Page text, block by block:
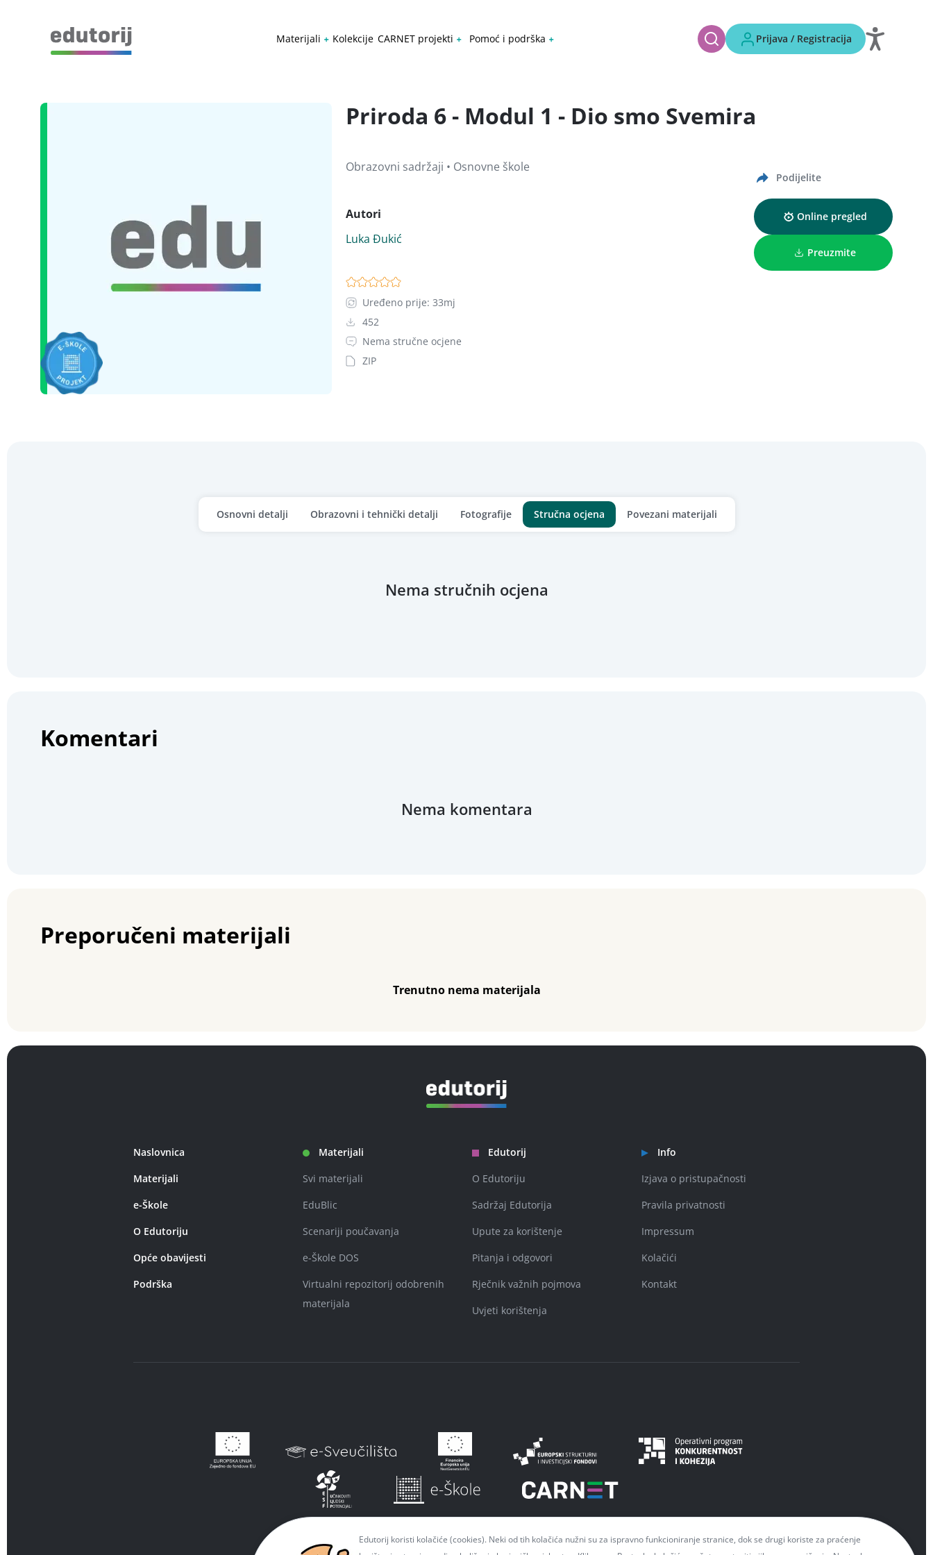
Materijali Kolekcije CARNET projekti Pomoć i podrška Prijava / Registracija
Priroda 6 - Modul 1 - Dio smo Svemira
Obrazovni sadržaji • Osnovne škole
Autori
Luka Đukić
Uređeno prije: 33mj
452
Nema stručne ocjene
ZIP
Podijelite
Online pregled
Preuzmite
Osnovni detalji Obrazovni i tehnički detalji Fotografije Stručna ocjena Povezani materijali
Nema stručnih ocjena
Komentari
Nema komentara
Preporučeni materijali
Trenutno nema materijala
Naslovnica
Materijali
e-Škole
O Edutoriju
Opće obavijesti
Podrška
Materijali
Svi materijali
EduBlic
Scenariji poučavanja
e-Škole DOS
Virtualni repozitorij odobrenih
materijala
Edutorij
O Edutoriju
Sadržaj Edutorija
Upute za korištenje
Pitanja i odgovori
Rječnik važnih pojmova
Uvjeti korištenja
Info
Izjava o pristupačnosti
Pravila privatnosti
Impressum
Kolačići
Kontakt
Edutorij koristi kolačiće (cookies). Neki od tih kolačića nužni su za ispravno funkcioniranje stranice, dok se drugi koriste za praćenje